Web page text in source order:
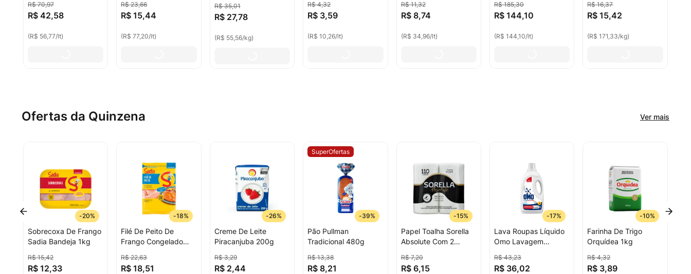
R$ 70,97
R$ 42,58
(R$ 56,77/lt)
Aerossol Active Dry
Impact 200ml
R$ 23,66
R$ 15,44
(R$ 77,20/lt)
R$ 35,01
R$ 27,78
(R$ 55,56/kg)
R$ 4,32
R$ 3,59
(R$ 10,26/lt)
R$ 11,32
R$ 8,74
(R$ 34,96/lt)
R$ 185,30
R$ 144,10
(R$ 144,10/lt)
R$ 16,37
R$ 15,42
(R$ 171,33/kg)
Ofertas da Quinzena Ver mais
-20%
Sobrecoxa De Frango
Sadia Bandeja 1kg
R$ 15,42
R$ 12,33
-18%
Filé De Peito De
Frango Congelado
Sadia 1kg
R$ 22,63
R$ 18,51
-26%
Creme De Leite
Piracanjuba 200g
R$ 3,29
R$ 2,44
SuperOfertas
-39%
Pão Pullman
Tradicional 480g
R$ 13,38
R$ 8,21
-15%
Papel Toalha Sorella
Absolute Com 2
R$ 7,20
R$ 6,15
-17%
Lava Roupas Líquido
Omo Lavagem
R$ 43,23
R$ 36,02
-10%
Farinha De Trigo
Orquídea 1kg
R$ 4,32
R$ 3,89